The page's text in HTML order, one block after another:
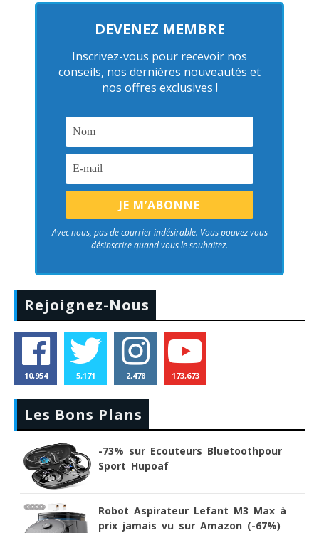
DEVENEZ MEMBRE
Inscrivez-vous pour recevoir nos
conseils, nos dernières nouveautés et
nos offres exclusives !
Avec nous, pas de courrier indésirable. Vous pouvez vous
désinscrire quand vous le souhaitez.
Rejoignez-Nous
10,954 5,171 2,478 173,673
Les Bons Plans
-73% sur Ecouteurs Bluetoothpour
Sport Hupoaf
Robot Aspirateur Lefant M3 Max à
prix jamais vu sur Amazon (-67%)